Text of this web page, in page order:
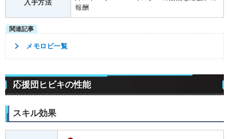
入手方法
報酬
メモロビ一覧
応援団ヒビキの性能
スキル効果